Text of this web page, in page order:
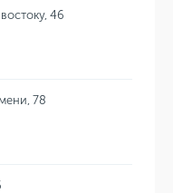
46
78